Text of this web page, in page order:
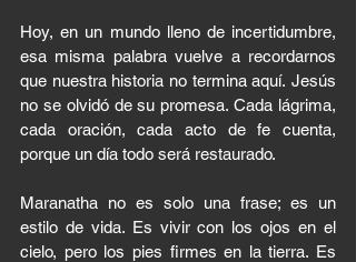
Hoy, en un mundo lleno de incertidumbre,
esa misma palabra vuelve a recordarnos
que nuestra historia no termina aquí. Jesús
no se olvidó de su promesa. Cada lágrima,
cada oración, cada acto de fe cuenta,
porque un día todo será restaurado.
Maranatha no es solo una frase; es un
estilo de vida. Es vivir con los ojos en el
cielo, pero los pies firmes en la tierra. Es